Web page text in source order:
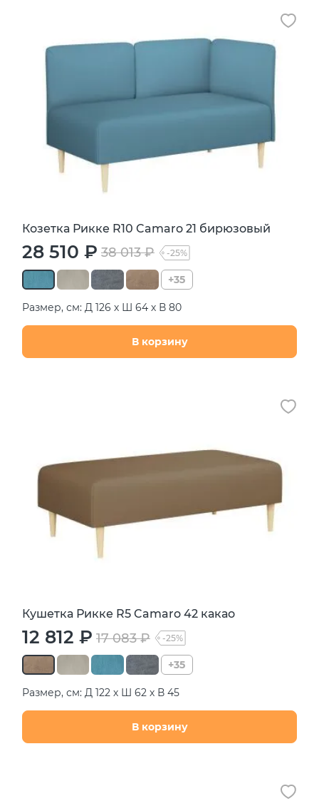
Козетка Рикке R10 Camaro 21 бирюзовый
28 510 ₽ 38 013 ₽ -25%
+35
Размер, см: Д 126 х Ш 64 х В 80
В корзину
Кушетка Рикке R5 Camaro 42 какао
12 812 ₽ 17 083 ₽ -25%
+35
Размер, см: Д 122 х Ш 62 х В 45
В корзину